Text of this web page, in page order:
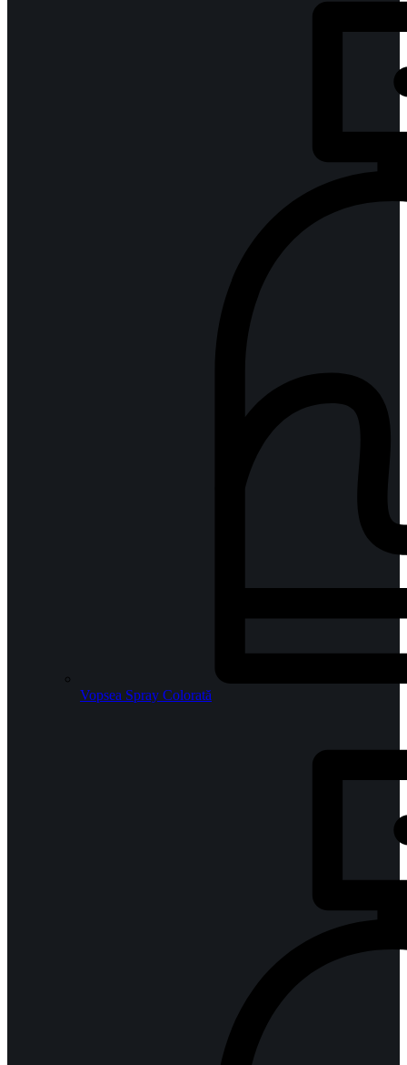
Vopsea Spray Colorată